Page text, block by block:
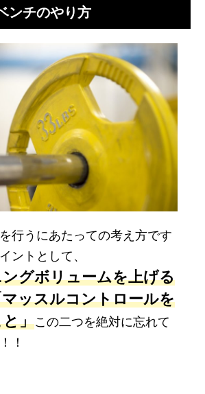
ンチのやり方
行うにあたっての考え方です
ントとして、
グボリュームを上げる
ッスルコントロールを
」この二つを絶対に忘れて
！